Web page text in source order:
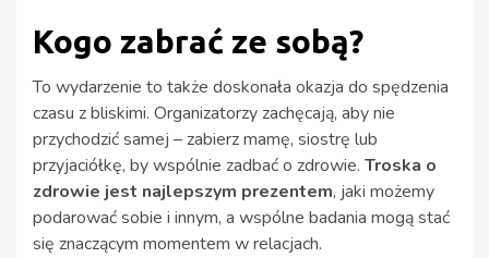
Kogo zabrać ze sobą?
To wydarzenie to także doskonała okazja do spędzenia
czasu z bliskimi. Organizatorzy zachęcają, aby nie
przychodzić samej – zabierz mamę, siostrę lub
przyjaciółkę, by wspólnie zadbać o zdrowie. Troska o
zdrowie jest najlepszym prezentem, jaki możemy
podarować sobie i innym, a wspólne badania mogą stać
się znaczącym momentem w relacjach.